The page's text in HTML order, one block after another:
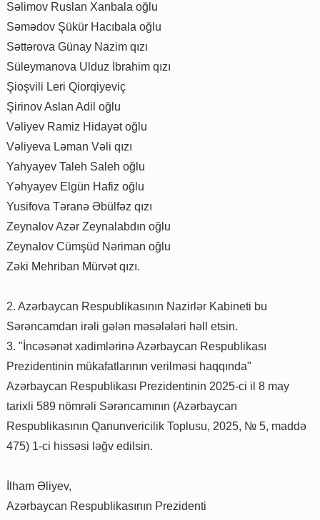
Səlimov Ruslan Xanbala oğlu
Səmədov Şükür Hacıbala oğlu
Səttərova Günay Nazim qızı
Süleymanova Ulduz İbrahim qızı
Şioşvili Leri Qiorqiyeviç
Şirinov Aslan Adil oğlu
Vəliyev Ramiz Hidayət oğlu
Vəliyeva Ləman Vəli qızı
Yahyayev Taleh Saleh oğlu
Yəhyayev Elgün Hafiz oğlu
Yusifova Təranə Əbülfəz qızı
Zeynalov Azər Zeynalabdın oğlu
Zeynalov Cümşüd Nəriman oğlu
Zəki Mehriban Mürvət qızı.
2. Azərbaycan Respublikasının Nazirlər Kabineti bu
Sərəncamdan irəli gələn məsələləri həll etsin.
3. "İncəsənət xadimlərinə Azərbaycan Respublikası
Prezidentinin mükafatlarının verilməsi haqqında"
Azərbaycan Respublikası Prezidentinin 2025-ci il 8 may
tarixli 589 nömrəli Sərəncamının (Azərbaycan
Respublikasının Qanunvericilik Toplusu, 2025, № 5, maddə
475) 1-ci hissəsi ləğv edilsin.
İlham Əliyev,
Azərbaycan Respublikasının Prezidenti